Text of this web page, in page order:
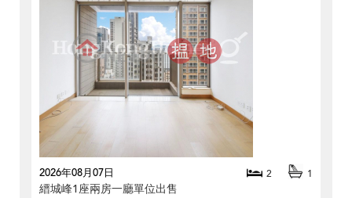
2026年08月07日 2 1
縉城峰1座兩房一廳單位出售